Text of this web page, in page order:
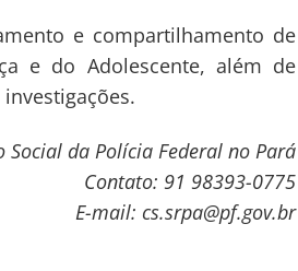
e compartilhamento de
e do Adolescente, além de
Social da Polícia Federal no Pará
Contato: 91 98393-0775
E-mail: cs.srpa@pf.gov.br